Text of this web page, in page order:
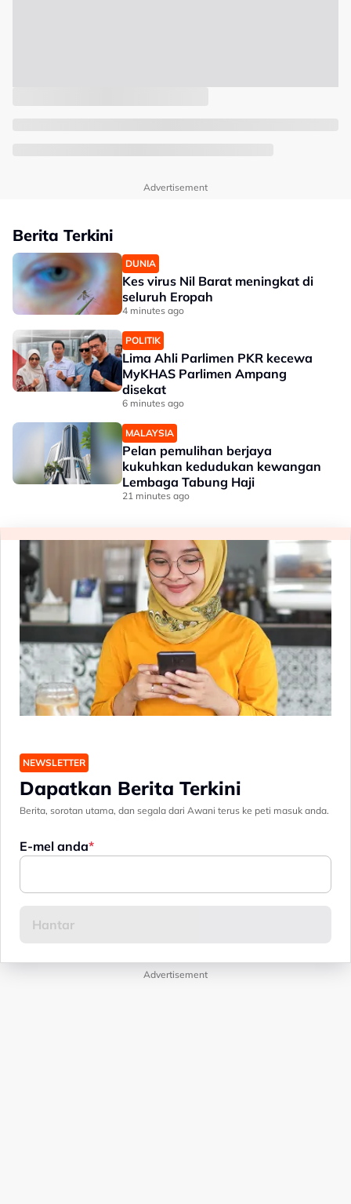
Advertisement
Berita Terkini
DUNIA
Kes virus Nil Barat meningkat di
seluruh Eropah
4 minutes ago
POLITIK
Lima Ahli Parlimen PKR kecewa
MyKHAS Parlimen Ampang
disekat
6 minutes ago
MALAYSIA
Pelan pemulihan berjaya
kukuhkan kedudukan kewangan
Lembaga Tabung Haji
21 minutes ago
NEWSLETTER
Dapatkan Berita Terkini
Berita, sorotan utama, dan segala dari Awani terus ke peti masuk anda.
E-mel anda
Advertisement